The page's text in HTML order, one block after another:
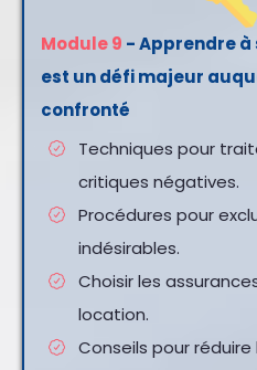
Module 9 - Apprendre
est un défi majeur
confronté
Techniques pour
critiques négatives.
Procédures pour
indésirables.
Choisir les
location.
Conseils pour